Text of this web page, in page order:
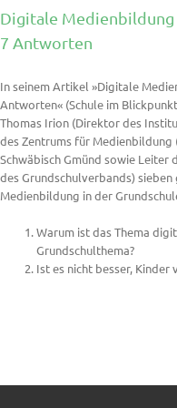
Digitale Medienbildung
7 Antworten
In seinem Artikel »Digitale
Antworten« (Schule im
Thomas Irion (Direktor des
des Zentrums für Medienbildung
Schwäbisch Gmünd sowie Leiter
des Grundschulverbands)
Medienbildung in der
Warum ist das Thema
Grundschulthema?
Ist es nicht besser,